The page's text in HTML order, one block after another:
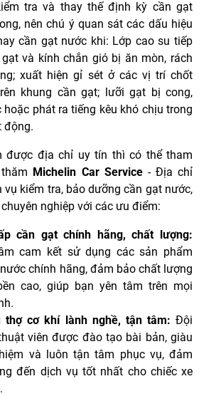
tra và thay thế định kỳ cần gạt
nên chú ý quan sát các dấu hiệu
cần gạt nước khi: Lớp cao su tiếp
và kính chắn gió bị ăn mòn, rách
xuất hiện gỉ sét ở các vị trí chốt
khung cần gạt; lưỡi gạt bị cong,
hoặc phát ra tiếng kêu khó chịu trong
động.
được địa chỉ uy tín thì có thể tham
Michelin Car Service- Địa chỉ
vụ kiểm tra, bảo dưỡng cần gạt nước,
nghiệp với các ưu điểm:
cần gạt chính hãng, chất lượng:
cam kết sử dụng các sản phẩm
chính hãng, đảm bảo chất lượng
cao, giúp bạn yên tâm trên mọi
thợ cơ khí lành nghề, tận tâm: Đội
viên được đào tạo bài bản, giàu
và luôn tận tâm phục vụ, đảm
đến dịch vụ tốt nhất cho chiếc xe